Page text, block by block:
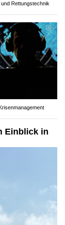
Rettungstechnik
Einblick in